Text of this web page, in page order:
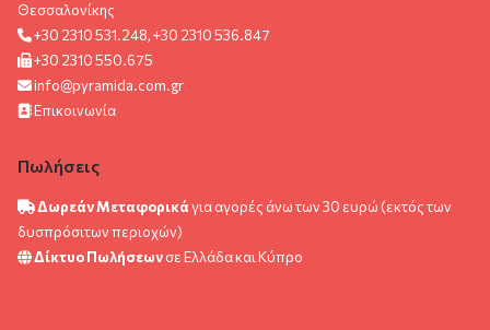
Θεσσαλονίκης
+30 2310 531.248, +30 2310 536.847
+30 2310 550.675
info@pyramida.com.gr
Επικοινωνία
Πωλήσεις
Δωρεάν Μεταφορικάγια αγορές άνω των 30 ευρώ (εκτός των
δυσπρόσιτων περιοχών)
Δίκτυο Πωλήσεωνσε Ελλάδα και Κύπρο